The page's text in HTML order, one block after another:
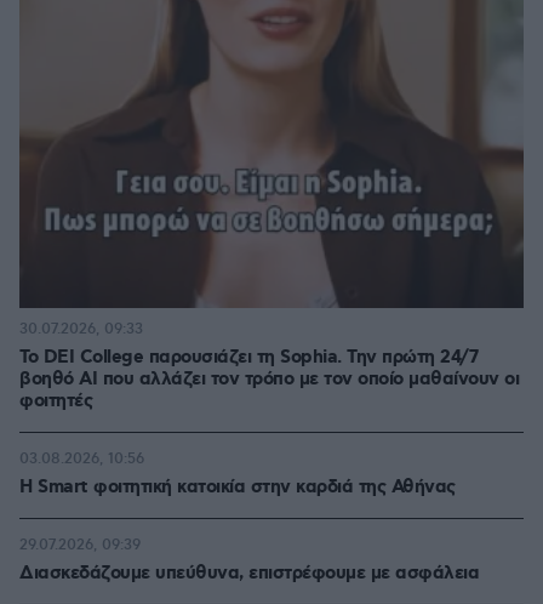
Το DEI College παρουσιάζει τη Sophia. Την πρώτη 24/7
βοηθό AI που αλλάζει τον τρόπο με τον οποίο μαθαίνουν οι
φοιτητές
30.07.2026, 09:33
Η Smart φοιτητική κατοικία στην καρδιά της Αθήνας
03.08.2026, 10:56
Διασκεδάζουμε υπεύθυνα, επιστρέφουμε με ασφάλεια
29.07.2026, 09:39